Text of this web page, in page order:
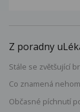
Z poradny
Stále se zvětšující
Co znamená
Občasné píchnutí